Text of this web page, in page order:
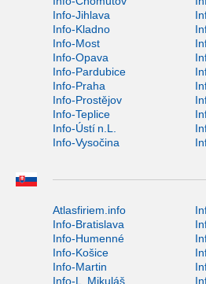
Info-Jihlava
Info-Kladno
Info-Most
Info-Opava
Info-Pardubice
Info-Praha
Info-Prostějov
Info-Teplice
Info-Ústí n.L.
Info-Vysočina
Atlasfiriem.info
Info-Bratislava
Info-Humenné
Info-Košice
Info-Martin
Info-L. Mikuláš